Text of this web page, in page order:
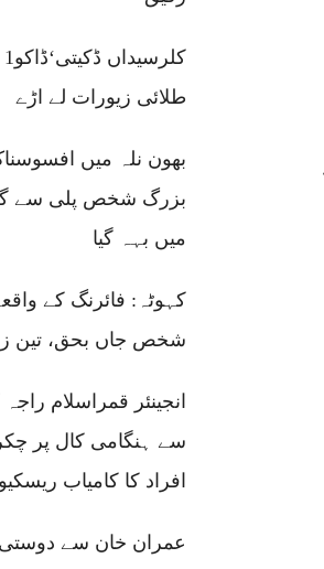
طلائی زیورات لے اڑے
بھون نلہ میں
بزرگ شخص پلی سے گر
میں بہہ گیا
کہوٹہ: فائرنگ کے
شخص جاں بحق، تین
انجینئر قمراسلام
افراد کا کامیاب ریسکیو
عمران خان سے